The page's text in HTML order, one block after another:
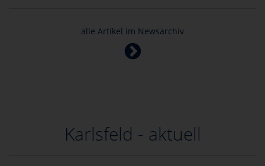
alle Artikel im Newsarchiv
Karlsfeld - aktuell